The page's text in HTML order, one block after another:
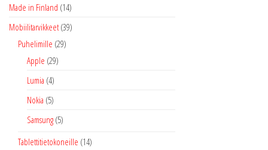
Made in Finland (14)
Mobiilitarvikkeet (39)
Puhelimille (29)
Apple (29)
Lumia (4)
Nokia (5)
Samsung (5)
Tablettitietokoneille (14)